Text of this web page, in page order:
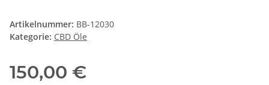
Artikelnummer: BB-12030
Kategorie: CBD Öle
150,00 €